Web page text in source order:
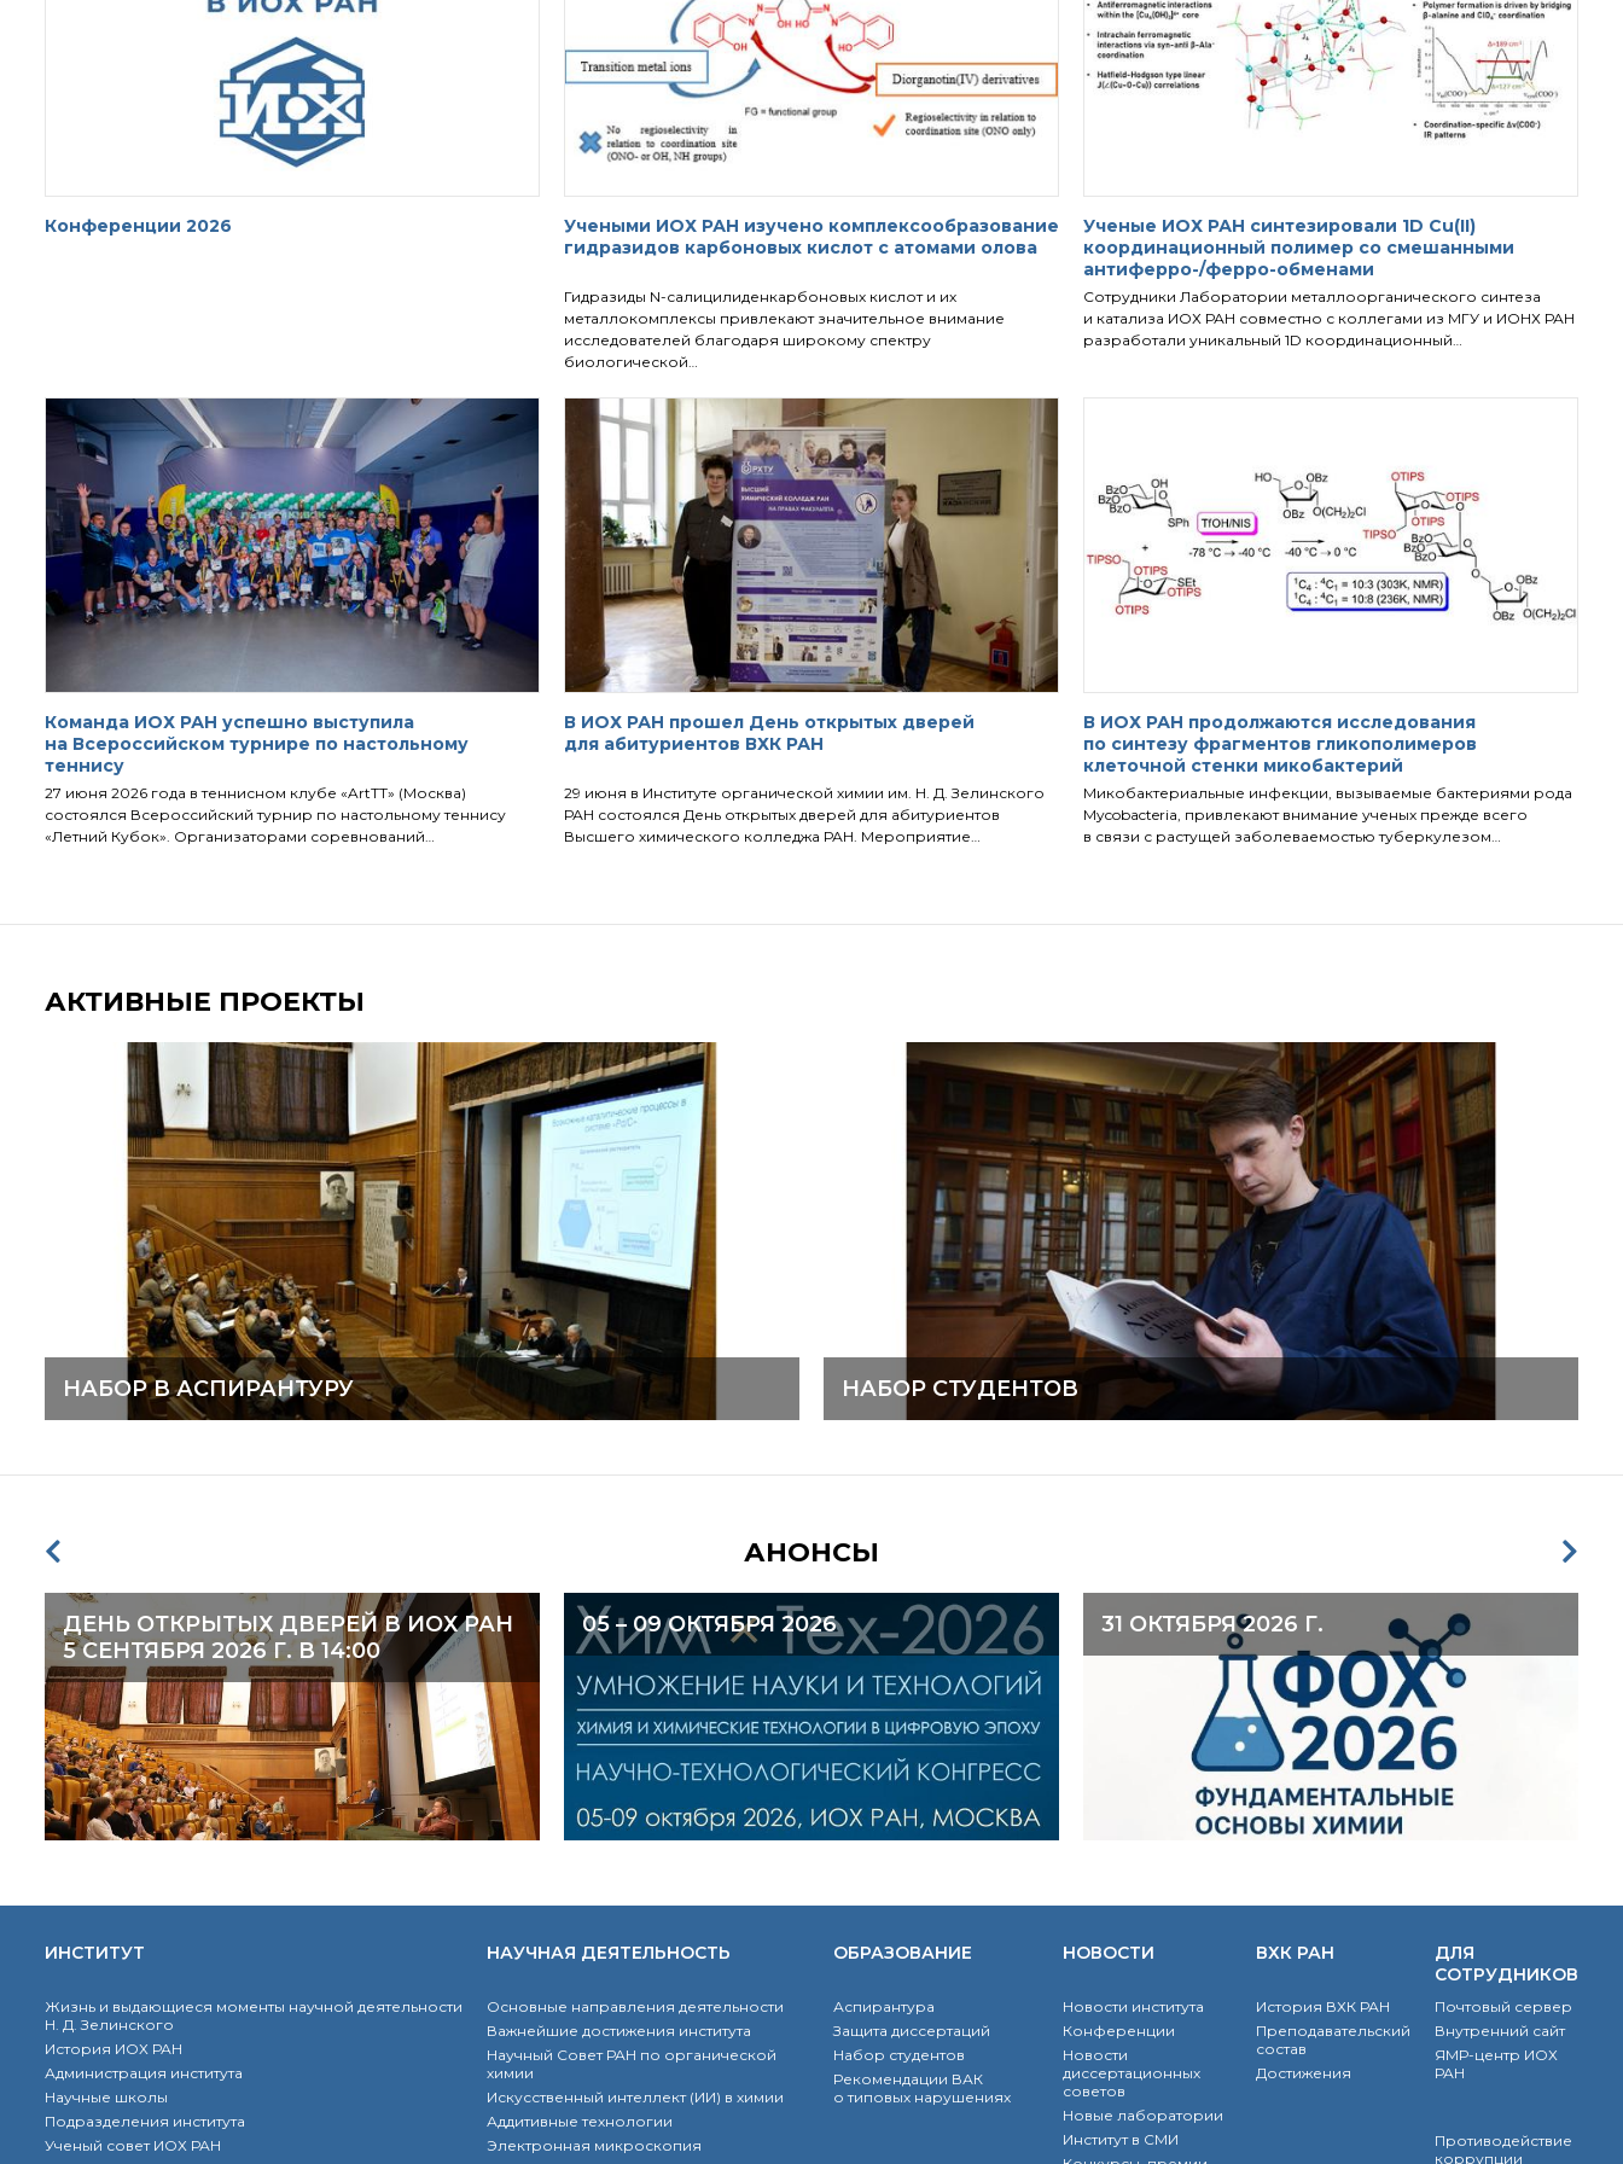
Конференции 2026
Учеными ИОХ РАН изучено комплексообразование
гидразидов карбоновых кислот с атомами олова
Гидразиды N-салицилиденкарбоновых кислот и их
металлокомплексы привлекают значительное внимание
исследователей благодаря широкому спектру
биологической…
Ученые ИОХ РАН синтезировали 1D Cu(II)
координационный полимер со смешанными
антиферро-/ферро-обменами
Сотрудники Лаборатории металлоорганического синтеза
и катализа ИОХ РАН совместно с коллегами из МГУ и ИОНХ РАН
разработали уникальный 1D координационный…
Команда ИОХ РАН успешно выступила
на Всероссийском турнире по настольному
теннису
27 июня 2026 года в теннисном клубе «ArtTT» (Москва)
состоялся Всероссийский турнир по настольному теннису
«Летний Кубок». Организаторами соревнований…
В ИОХ РАН прошел День открытых дверей
для абитуриентов ВХК РАН
29 июня в Институте органической химии им. Н. Д. Зелинского
РАН состоялся День открытых дверей для абитуриентов
Высшего химического колледжа РАН. Мероприятие…
В ИОХ РАН продолжаются исследования
по синтезу фрагментов гликополимеров
клеточной стенки микобактерий
Микобактериальные инфекции, вызываемые бактериями рода
Mycobacteria, привлекают внимание ученых прежде всего
в связи с растущей заболеваемостью туберкулезом…
АКТИВНЫЕ ПРОЕКТЫ
НАБОР В АСПИРАНТУРУ НАБОР СТУДЕНТОВ
АНОНСЫ
ДЕНЬ ОТКРЫТЫХ ДВЕРЕЙ В ИОХ РАН
5 СЕНТЯБРЯ 2026 Г. В 14:00
05 – 09 ОКТЯБРЯ 2026 31 ОКТЯБРЯ 2026 Г.
ИНСТИТУТ
Жизнь и выдающиеся моменты научной деятельности
Н. Д. Зелинского
История ИОХ РАН
Администрация института
Научные школы
Подразделения института
Ученый совет ИОХ РАН
НАУЧНАЯ ДЕЯТЕЛЬНОСТЬ
Основные направления деятельности
Важнейшие достижения института
Научный Совет РАН по органической
химии
Искусственный интеллект (ИИ) в химии
Аддитивные технологии
Электронная микроскопия
ОБРАЗОВАНИЕ
Аспирантура
Защита диссертаций
Набор студентов
Рекомендации ВАК
о типовых нарушениях
НОВОСТИ
Новости института
Конференции
Новости
диссертационных
советов
Новые лаборатории
Институт в СМИ
ВХК РАН
История ВХК РАН
Преподавательский
состав
Достижения
ДЛЯ
СОТРУДНИКОВ
Почтовый сервер
Внутренний сайт
ЯМР-центр ИОХ
РАН
Противодействие
коррупции